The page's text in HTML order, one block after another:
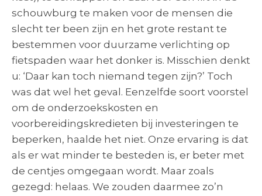
schouwburg te maken voor de mensen die
slecht ter been zijn en het grote restant te
bestemmen voor duurzame verlichting op
fietspaden waar het donker is. Misschien denkt
u: ‘Daar kan toch niemand tegen zijn?’ Toch
was dat wel het geval. Eenzelfde soort voorstel
om de onderzoekskosten en
voorbereidingskredieten bij investeringen te
beperken, haalde het niet. Onze ervaring is dat
als er wat minder te besteden is, er beter met
de centjes omgegaan wordt. Maar zoals
gezegd: helaas. We zouden daarmee zo’n